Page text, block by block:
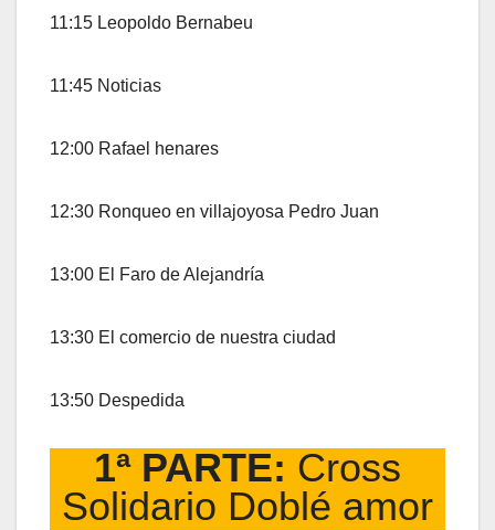
11:15 Leopoldo Bernabeu
11:45 Noticias
12:00 Rafael henares
12:30 Ronqueo en villajoyosa Pedro Juan
13:00 El Faro de Alejandría
13:30 El comercio de nuestra ciudad
13:50 Despedida
1ª PARTE: Cross
Solidario Doblé amor